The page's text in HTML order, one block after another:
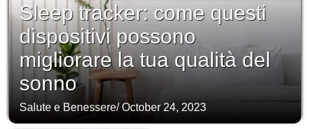
Sleep tracker: come questi
dispositivi possono
migliorare la tua qualità del
sonno
Salute e Benessere/October 24, 2023